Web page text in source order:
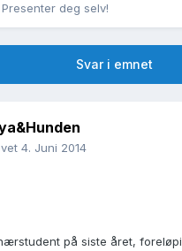
Presenter deg selv!
Svar i emnet
4. Juni 2014
på siste året,